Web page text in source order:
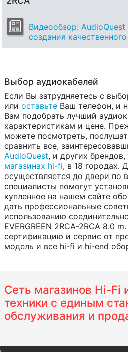
Видеообзор:
создания
Выбор аудиокабелей
Если Вы затрудняетесь с
или оставьте Ваш телефон, и
Вам подобрать лучший
характеристикам и цене.
можете посмотреть,
сравнить все,
AudioQuest, и других
магазинах hi-fi, в 18 городах.
осуществляется до двери по
специалисты помогут
купленное на нашем сайте
дать профессиональные
использованию
EVERGREEN 2RCA-2RCA 8.0
сертификацию и сервис от
модель и все hi-fi и hi-end
Сеть магазинов Hi-Fi
техники с единым
обслуживания и